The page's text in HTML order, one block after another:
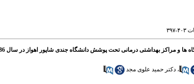
و مراکز بهداشتی درمانی تحت پوشش دانشگاه جندی شاپور اهواز در سال 86-1385
، دکتر حمید علوی مجد